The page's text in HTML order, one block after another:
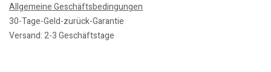
Allgemeine Geschäftsbedingungen
30-Tage-Geld-zurück-Garantie
Versand: 2-3 Geschäftstage